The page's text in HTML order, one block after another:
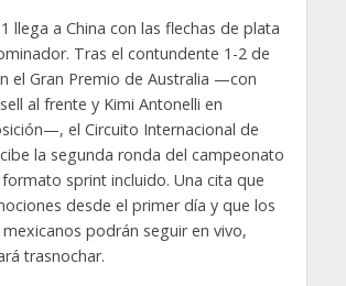
llega a China con las flechas de plata
Tras el contundente 1-2 de
el Gran Premio de Australia —con
al frente y Kimi Antonelli en
el Circuito Internacional de
la segunda ronda del campeonato
sprint incluido. Una cita que
desde el primer día y que los
podrán seguir en vivo,
trasnochar.